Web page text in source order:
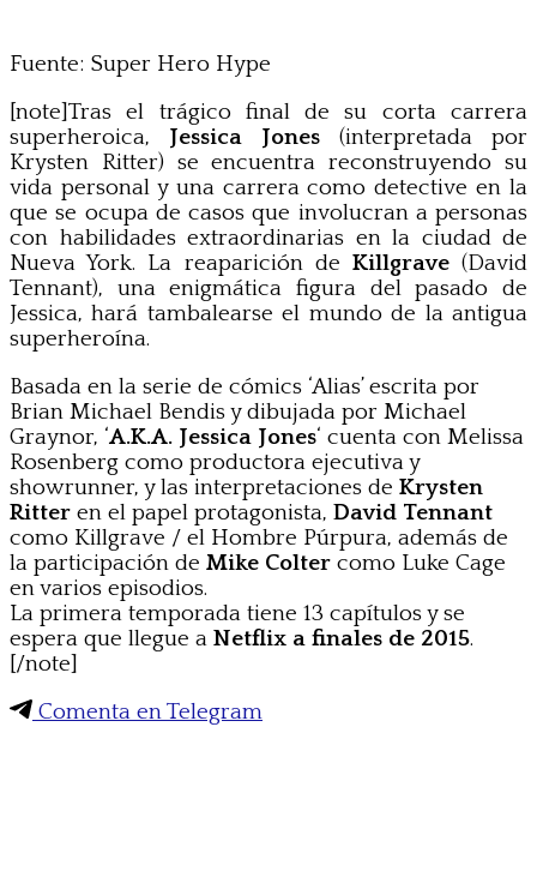
Fuente: Super Hero Hype
[note]Tras el trágico final de su corta carrera
superheroica, Jessica Jones (interpretada por
Krysten Ritter) se encuentra reconstruyendo su
vida personal y una carrera como detective en la
que se ocupa de casos que involucran a personas
con habilidades extraordinarias en la ciudad de
Nueva York. La reaparición de Killgrave(David
Tennant), una enigmática figura del pasado de
Jessica, hará tambalearse el mundo de la antigua
superheroína.
Basada en la serie de cómics ‘Alias’ escrita por
Brian Michael Bendis y dibujada por Michael
Graynor, ‘A.K.A. Jessica Jones‘ cuenta con Melissa
Rosenberg como productora ejecutiva y
showrunner, y las interpretaciones de Krysten
Ritter en el papel protagonista, David Tennant
como Killgrave / el Hombre Púrpura, además de
la participación de Mike Colter como Luke Cage
en varios episodios.
La primera temporada tiene 13 capítulos y se
espera que llegue a Netflix a finales de 2015.
[/note]
Comenta en Telegram